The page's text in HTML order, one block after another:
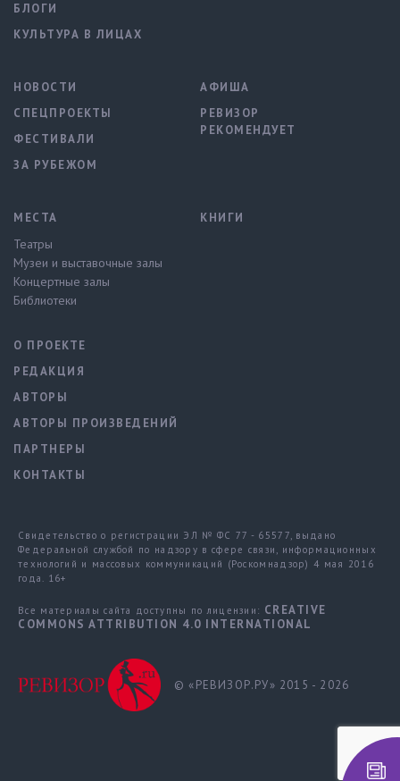
БЛОГИ
КУЛЬТУРА В ЛИЦАХ
НОВОСТИ
СПЕЦПРОЕКТЫ
ФЕСТИВАЛИ
ЗА РУБЕЖОМ
АФИША
РЕВИЗОР
РЕКОМЕНДУЕТ
МЕСТА
Театры
Музеи и выставочные залы
Концертные залы
Библиотеки
КНИГИ
О ПРОЕКТЕ
РЕДАКЦИЯ
АВТОРЫ
АВТОРЫ ПРОИЗВЕДЕНИЙ
ПАРТНЕРЫ
КОНТАКТЫ
Свидетельство о регистрации ЭЛ № ФС 77 - 65577, выдано
Федеральной службой по надзору в сфере связи, информационных
технологий и массовых коммуникаций (Роскомнадзор) 4 мая 2016
года. 16+
Все материалы сайта доступны по лицензии: CREATIVE
COMMONS ATTRIBUTION 4.0 INTERNATIONAL
© «РЕВИЗОР.РУ» 2015 - 2026